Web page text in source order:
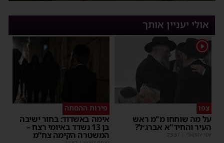
אולי יעניין אותך
1
צפו
על מה שוחחו מ"מ ראש
העיר והחיד"א אברג׳ל?
יוסי יחזקאלי 23:37
פירות ההסתה
אימה באשדוד: בחור ישיבה
בן 13 נשדד באיומי רצח –
המשטרה הקימה צח”מ